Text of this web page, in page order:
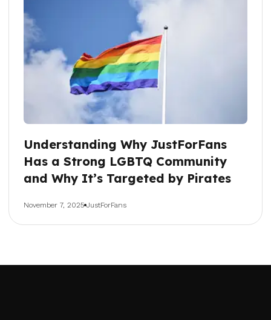
Understanding Why JustForFans
Has a Strong LGBTQ Community
and Why It’s Targeted by Pirates
November 7, 2025 JustForFans